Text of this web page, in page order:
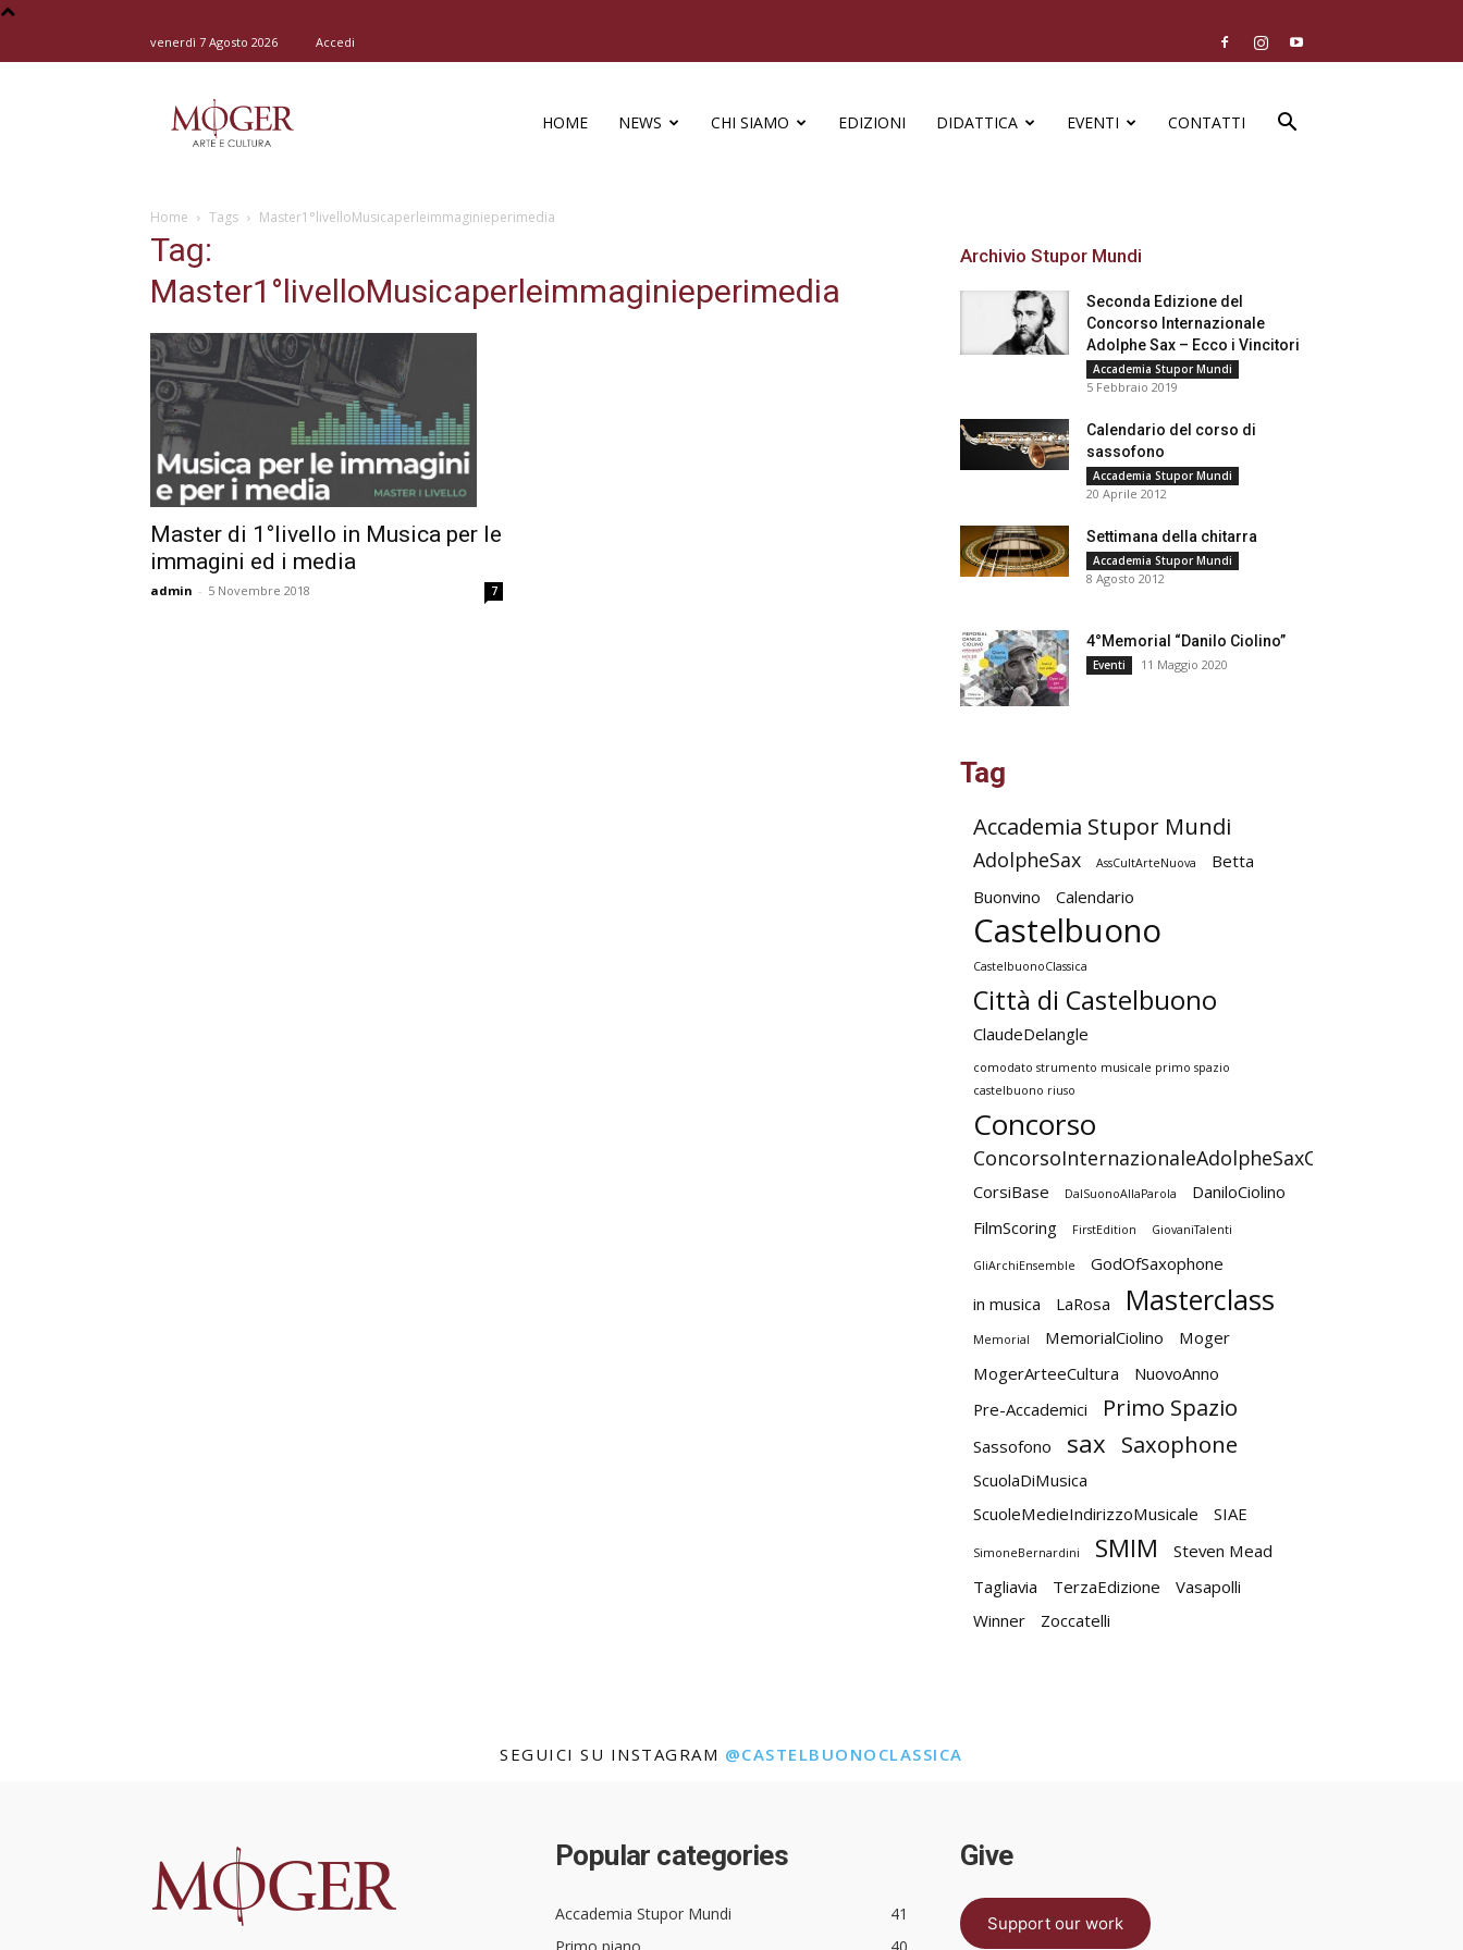
venerdì 7 Agosto 2026 Accedi
Arte
e
HOME NEWS CHI SIAMO EDIZIONI DIDATTICA EVENTI CONTATTI
Home Tags Master1°livelloMusicaperleimmaginieperimedia
Tag:
Master1°livelloMusicaperleimmaginieperimedia
Master di 1°livello in Musica per le
immagini ed i media
admin - 5 Novembre 2018 7
Archivio Stupor Mundi
Seconda Edizione del
Concorso Internazionale
Adolphe Sax – Ecco i Vincitori
Accademia Stupor Mundi
5 Febbraio 2019
Calendario del corso di
sassofono
Accademia Stupor Mundi
20 Aprile 2012
Settimana della chitarra
Accademia Stupor Mundi
8 Agosto 2012
4°Memorial “Danilo Ciolino”
Eventi 11 Maggio 2020
Tag
Accademia Stupor Mundi
AdolpheSax AssCultArteNuova
Betta
Buonvino
Calendario
Castelbuono
CastelbuonoClassica
Città di Castelbuono
ClaudeDelangle
comodato strumento musicale primo spazio
castelbuono riuso
Concorso
ConcorsoInternazionaleAdolpheSaxCastelbuono
CorsiBase DalSuonoAllaParola
DaniloCiolino
FilmScoring
FirstEdition GiovaniTalenti
GliArchiEnsemble
GodOfSaxophone
in musica
LaRosa Masterclass
Memorial MemorialCiolino
Moger
MogerArteeCultura
NuovoAnno
Pre-Accademici
Primo Spazio
Sassofono sax Saxophone
ScuolaDiMusica
ScuoleMedieIndirizzoMusicale
SIAE
SimoneBernardini SMIM
Steven Mead
Tagliavia
TerzaEdizione
Vasapolli
Winner
Zoccatelli
SEGUICI SU INSTAGRAM @CASTELBUONOCLASSICA
Popular categories
Accademia Stupor Mundi
41
Give
Support our work